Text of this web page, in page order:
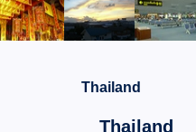
Thailand
Thailand